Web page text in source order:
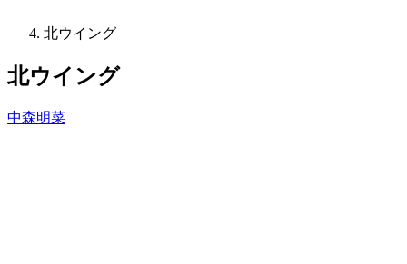
北ウイング
北ウイング
中森明菜